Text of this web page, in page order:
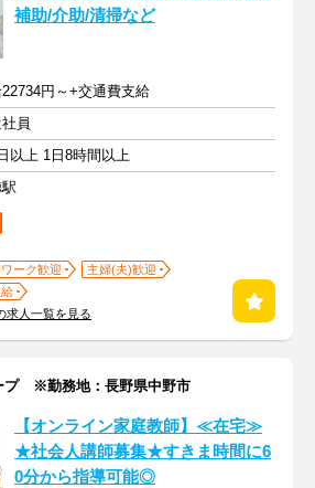
補助/介助/清掃など
22734円～+交通費支給
員
以上 1日8時間以上
ーク歓迎
主婦(夫)歓迎
求人一覧を見る
プ ※勤務地：長野県中野市
【オンライン家庭教師】≪在宅≫
★社会人講師募集★すきま時間に6
0分から指導可能◎